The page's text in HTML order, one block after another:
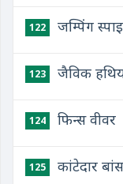
122 जम्पिंग
123 जैविक
124 फिन्स वीवर
125 कांटेदार